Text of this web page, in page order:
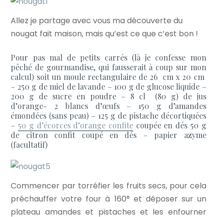
Allez je partage avec vous ma découverte du
nougat fait maison, mais qu’est ce que c’est bon !
Pour pas mal de petits carrés (là je confesse mon
pêché de gourmandise, qui fausserait à coup sur mon
calcul) soit un moule rectangulaire de 26 cm x 20 cm
– 250 g de miel de lavande – 100 g de glucose liquide –
200 g de sucre en poudre – 8 cl (80 g) de jus
d’orange- 2 blancs d’œufs – 150 g d’amandes
émondées (sans peau) – 125 g de pistache décortiquées
– 50 g d’écorces d’orange confite coupée en dés 50 g
de citron confit coupé en dés – papier azyme
(facultatif)
Commencer par torréfier les fruits secs, pour cela
préchauffer votre four à 160° et déposer sur un
plateau amandes et pistaches et les enfourner